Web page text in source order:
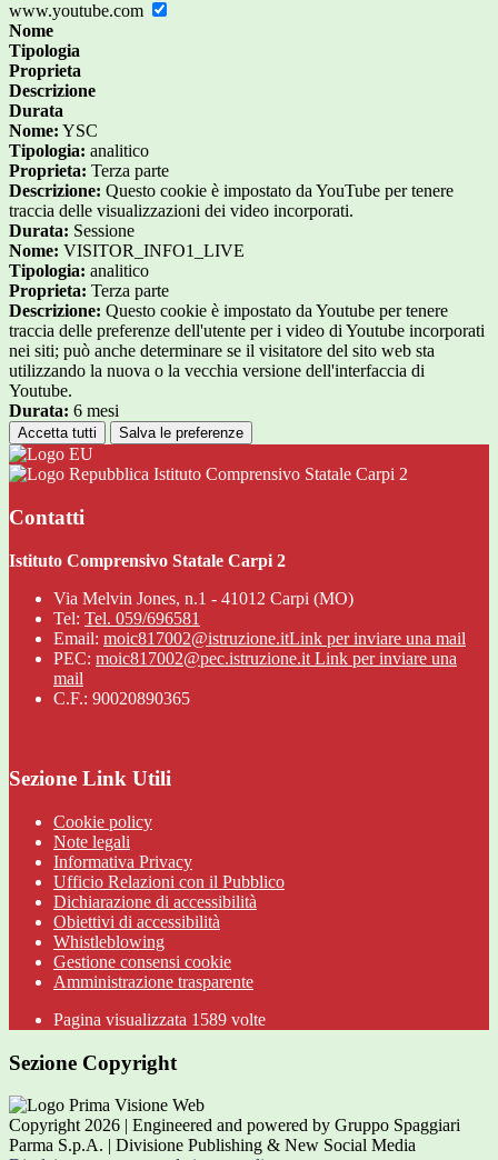
www.youtube.com
Nome
Tipologia
Proprieta
Descrizione
Durata
Nome: YSC
Tipologia: analitico
Proprieta: Terza parte
Descrizione: Questo cookie è impostato da YouTube per tenere
traccia delle visualizzazioni dei video incorporati.
Durata: Sessione
Nome: VISITOR_INFO1_LIVE
Tipologia: analitico
Proprieta: Terza parte
Descrizione: Questo cookie è impostato da Youtube per tenere
traccia delle preferenze dell'utente per i video di Youtube incorporati
nei siti; può anche determinare se il visitatore del sito web sta
utilizzando la nuova o la vecchia versione dell'interfaccia di
Youtube.
Durata: 6 mesi
Accetta tutti Salva le preferenze
Istituto Comprensivo Statale Carpi 2
Contatti
Istituto Comprensivo Statale Carpi 2
Via Melvin Jones, n.1 - 41012 Carpi (MO)
Tel: Tel. 059/696581
Email: moic817002@istruzione.itLink per inviare una mail
PEC: moic817002@pec.istruzione.it Link per inviare una
mail
C.F.: 90020890365
Sezione Link Utili
Cookie policy
Note legali
Informativa Privacy
Ufficio Relazioni con il Pubblico
Dichiarazione di accessibilità
Obiettivi di accessibilità
Whistleblowing
Gestione consensi cookie
Amministrazione trasparente
Pagina visualizzata 1589 volte
Sezione Copyright
Copyright 2026 | Engineered and powered by Gruppo Spaggiari
Parma S.p.A. | Divisione Publishing & New Social Media